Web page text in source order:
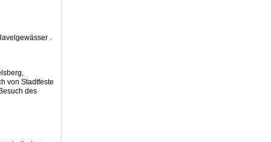
.
von Stadtfeste
des